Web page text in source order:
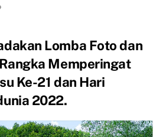
Lomba Foto dan
Memperingat
Ke-21 dan Hari
2022.